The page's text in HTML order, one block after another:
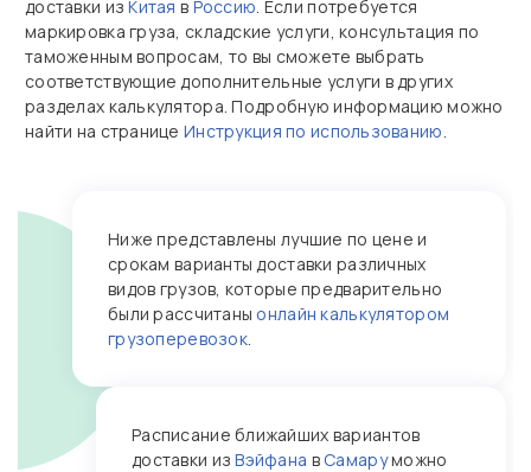
доставки изКитая в Россию. Если потребуется
маркировка груза, складские услуги, консультация по
таможенным вопросам, то вы сможете выбрать
соответствующие дополнительные услуги в других
разделах калькулятора. Подробную информацию можно
найти на страницеИнструкция по использованию.
Ниже представлены лучшие по цене и
срокам варианты доставки различных
видов грузов, которые предварительно
были рассчитаны онлайн калькулятором
грузоперевозок.
Расписание ближайших вариантов
доставки изВэйфана в Самаруможно